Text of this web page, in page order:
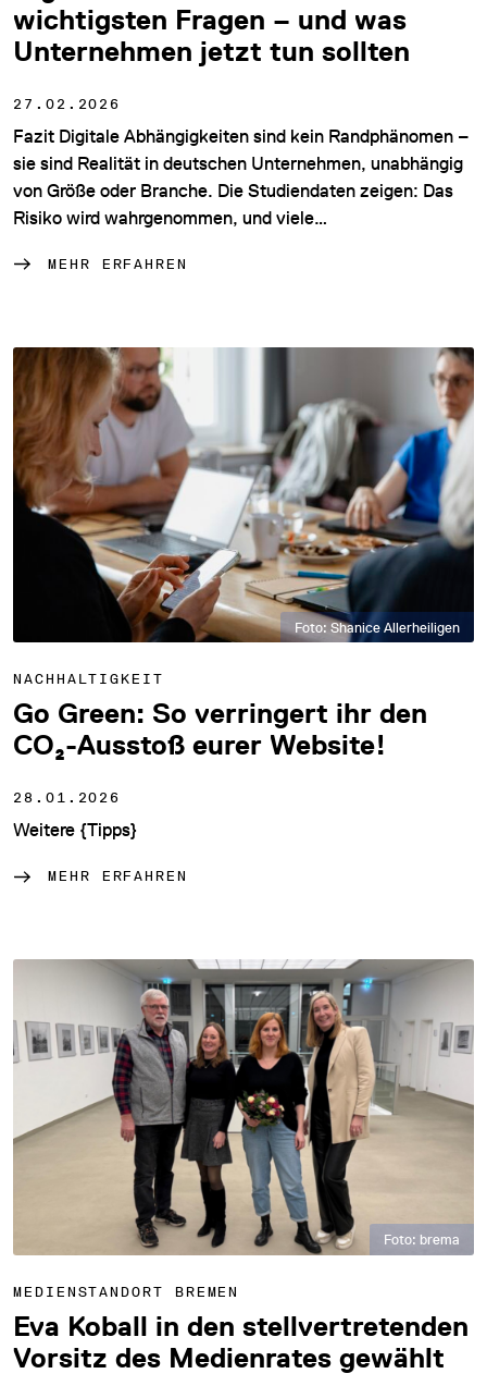
wichtigsten Fragen – und was
Unternehmen jetzt tun sollten
27.02.2026
Fazit Digitale Abhängigkeiten sind kein Randphänomen –
sie sind Realität in deutschen Unternehmen, unabhängig
von Größe oder Branche. Die Studiendaten zeigen: Das
Risiko wird wahrgenommen, und viele…
MEHR ERFAHREN
Foto: Shanice Allerheiligen
NACHHALTIGKEIT
Go Green: So verringert ihr den
CO₂-Ausstoß eurer Website!
28.01.2026
Weitere {Tipps}
MEHR ERFAHREN
Foto: brema
MEDIENSTANDORT BREMEN
Eva Koball in den stellvertretenden
Vorsitz des Medienrates gewählt